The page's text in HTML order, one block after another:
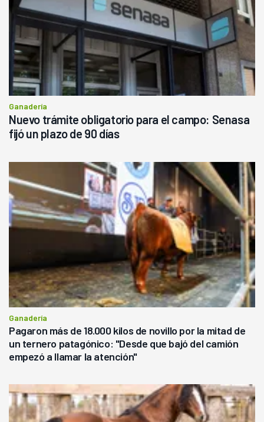
Ganadería
Nuevo trámite obligatorio para el campo: Senasa
fijó un plazo de 90 días
Ganadería
Pagaron más de 18.000 kilos de novillo por la mitad de
un ternero patagónico: "Desde que bajó del camión
empezó a llamar la atención"